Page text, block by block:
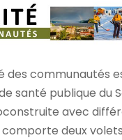
des communautés
santé publique du
avec
deux